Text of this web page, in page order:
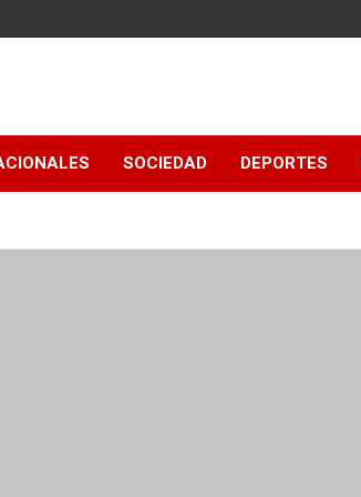
SOCIEDAD DEPORTES